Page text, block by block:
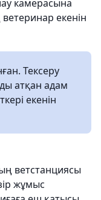
камерасына
екенін
Тексеру
атқан адам
екенін
ветстанциясы
жұмыс